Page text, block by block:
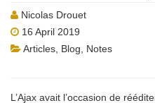
Nicolas Drouet
16 April 2019
Articles Blog
Notes
L’Ajax avait l’occasion de